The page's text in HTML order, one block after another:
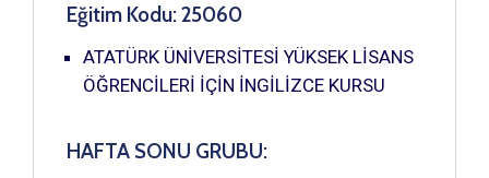
Eğitim Kodu: 25060
ATATÜRK ÜNİVERSİTESİ YÜKSEK LİSANS
ÖĞRENCİLERİ İÇİN İNGİLİZCE KURSU
HAFTA SONU GRUBU: